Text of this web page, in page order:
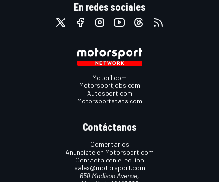
En redes sociales
Motor1.com
Motorsportjobs.com
Autosport.com
Motorsportstats.com
Contáctanos
Comentarios
Anúnciate en Motorsport.com
Contacta con el equipo
sales@motorsport.com
650 Madison Avenue,